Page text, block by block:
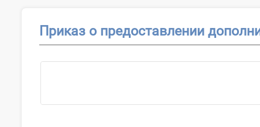
Приказ о предоставлении